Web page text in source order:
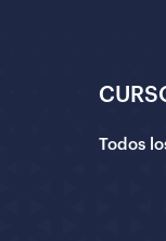
Todos